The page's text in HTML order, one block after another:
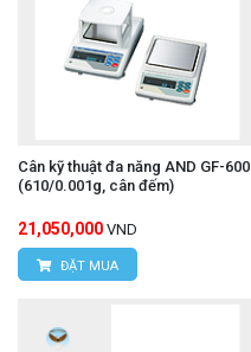
Cân kỹ thuật đa năng AND GF-600
(610/0.001g, cân đếm)
21,050,000 VND
ĐẶT MUA